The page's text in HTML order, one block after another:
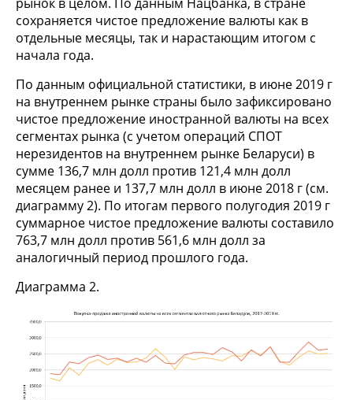
сохраняется чистое предложение валюты как в
отдельные месяцы, так и нарастающим итогом с
начала года.
По данным официальной статистики, в июне 2019 г
на внутреннем рынке страны было зафиксировано
чистое предложение иностранной валюты на всех
сегментах рынка (с учетом операций СПОТ
нерезидентов на внутреннем рынке Беларуси) в
сумме 136,7 млн долл против 121,4 млн долл
месяцем ранее и 137,7 млн долл в июне 2018 г (см.
диаграмму 2). По итогам первого полугодия 2019 г
суммарное чистое предложение валюты составило
763,7 млн долл против 561,6 млн долл за
аналогичный период прошлого года.
Диаграмма 2.